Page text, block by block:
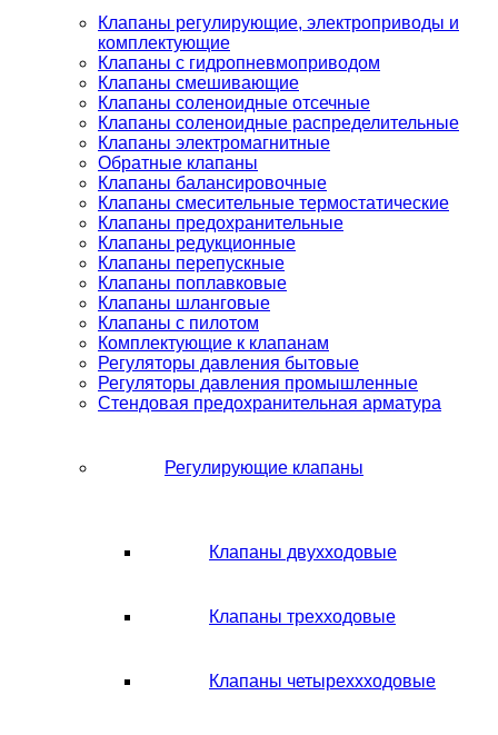
Клапаны регулирующие, электроприводы и
комплектующие
Клапаны с гидропневмоприводом
Клапаны смешивающие
Клапаны соленоидные отсечные
Клапаны соленоидные распределительные
Клапаны электромагнитные
Обратные клапаны
Клапаны балансировочные
Клапаны смесительные термостатические
Клапаны предохранительные
Клапаны редукционные
Клапаны перепускные
Клапаны поплавковые
Клапаны шланговые
Клапаны с пилотом
Комплектующие к клапанам
Регуляторы давления бытовые
Регуляторы давления промышленные
Стендовая предохранительная арматура
Регулирующие клапаны
Клапаны двухходовые
Клапаны трехходовые
Клапаны четыреххходовые